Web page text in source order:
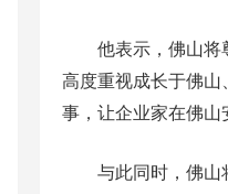
他表示，佛山将尊
高度重视成长于佛山
事，让企业家在佛山
与此同时，佛山将